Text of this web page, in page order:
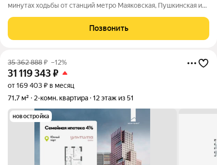
минутах ходьбы от станций метро Маяковская, Пушкинская и
предоставляется доступ к двум резидентным парковкам.
Квартира расположена на второй линии от
Позвонить
35 362 888₽ –12%
31 119 343₽
от 169 403 ₽ в месяц
71,7 м²
2-комн. квартира 12 этаж из 51
новостройка